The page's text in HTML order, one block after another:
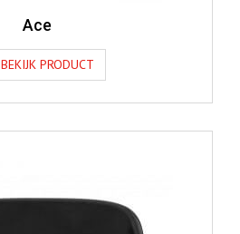
Ace
BEKIJK PRODUCT